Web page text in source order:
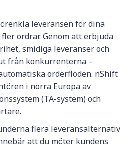
leveransen för dina
ordrar. Genom att erbjuda
smidiga leveranser och
från konkurrenterna –
orderflöden. nShift
i norra Europa av
(TA-system) och
flera leveransalternativ
att du möter kundens